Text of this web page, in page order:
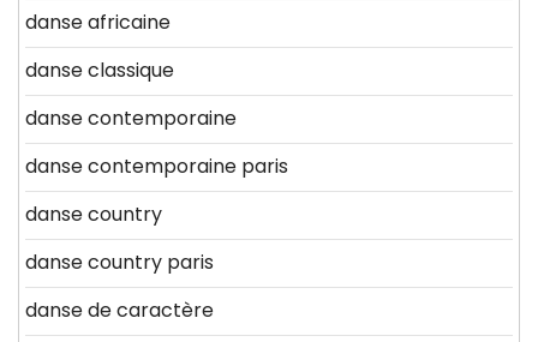
danse africaine
danse classique
danse contemporaine
danse contemporaine paris
danse country
danse country paris
danse de caractère